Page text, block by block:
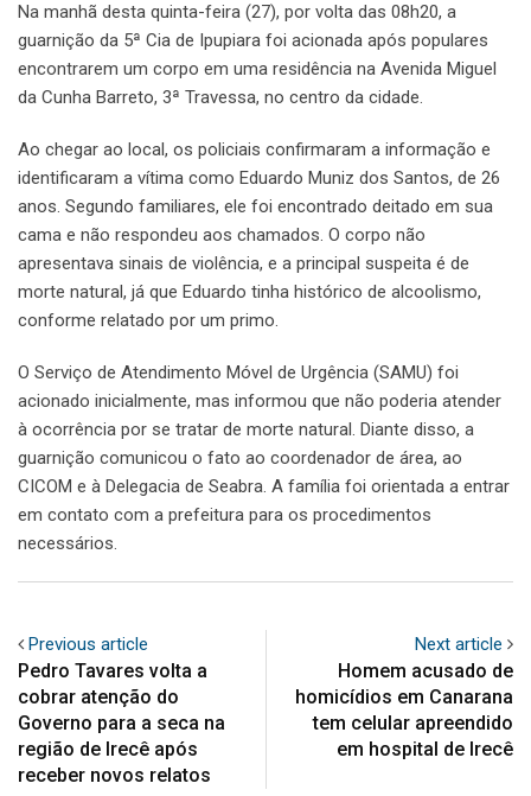
Na manhã desta quinta-feira (27), por volta das 08h20, a
guarnição da 5ª Cia de Ipupiara foi acionada após populares
encontrarem um corpo em uma residência na Avenida Miguel
da Cunha Barreto, 3ª Travessa, no centro da cidade.
Ao chegar ao local, os policiais confirmaram a informação e
identificaram a vítima como Eduardo Muniz dos Santos, de 26
anos. Segundo familiares, ele foi encontrado deitado em sua
cama e não respondeu aos chamados. O corpo não
apresentava sinais de violência, e a principal suspeita é de
morte natural, já que Eduardo tinha histórico de alcoolismo,
conforme relatado por um primo.
O Serviço de Atendimento Móvel de Urgência (SAMU) foi
acionado inicialmente, mas informou que não poderia atender
à ocorrência por se tratar de morte natural. Diante disso, a
guarnição comunicou o fato ao coordenador de área, ao
CICOM e à Delegacia de Seabra. A família foi orientada a entrar
em contato com a prefeitura para os procedimentos
necessários.
Previous article
Pedro Tavares volta a
cobrar atenção do
Governo para a seca na
região de Irecê após
receber novos relatos
Next article
Homem acusado de
homicídios em Canarana
tem celular apreendido
em hospital de Irecê